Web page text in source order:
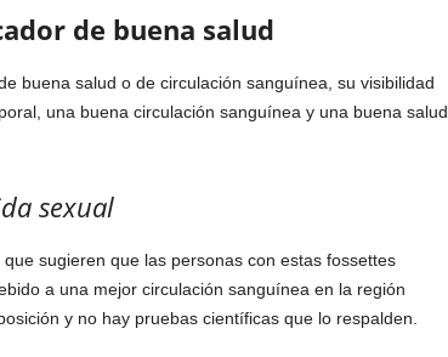
de buena salud
buena salud o de circulación sanguínea, su visibilidad
una buena circulación sanguínea y una buena salud
sexual
sugieren que las personas con estas fossettes
a una mejor circulación sanguínea en la región
y no hay pruebas científicas que lo respalden.